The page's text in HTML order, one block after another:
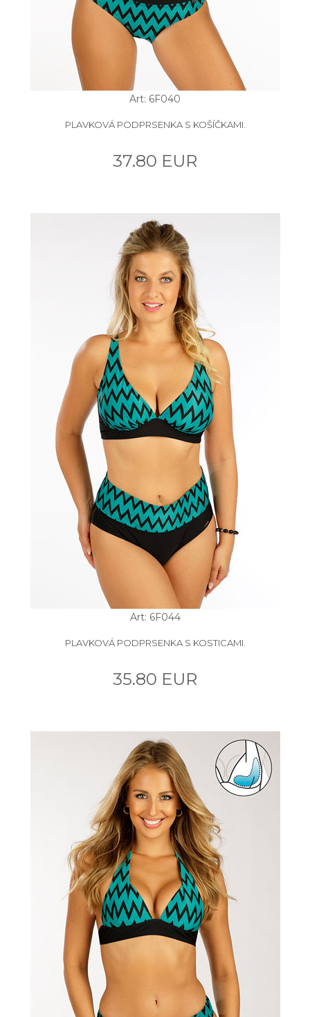
Art: 6F040
PLAVKOVÁ PODPRSENKA S KOŠÍČKAMI.
37.80 EUR
Art: 6F044
PLAVKOVÁ PODPRSENKA S KOSTICAMI.
35.80 EUR